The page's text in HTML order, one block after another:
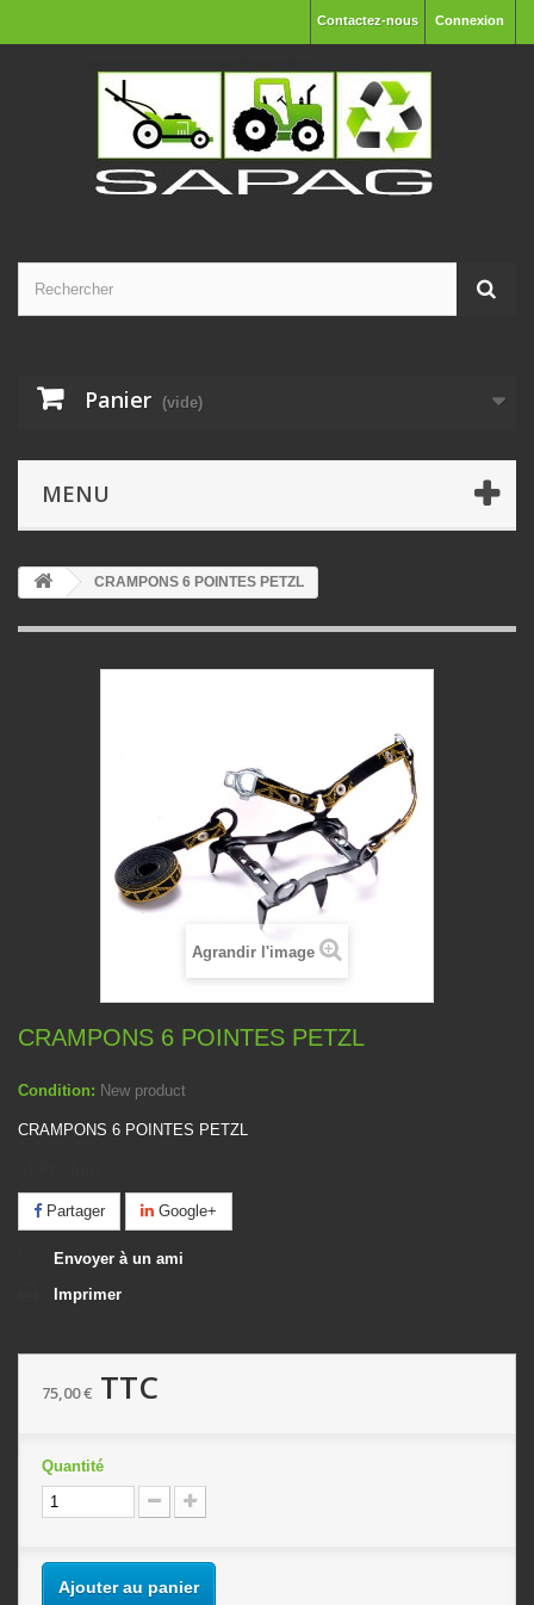
Connexion
Contactez-nous
Panier (vide)
MENU
CRAMPONS 6 POINTES PETZL
Agrandir l'image
CRAMPONS 6 POINTES PETZL
Condition: New product
CRAMPONS 6 POINTES PETZL
Partager Google+
Envoyer à un ami
Imprimer
75,00 € TTC
Quantité
Ajouter au panier